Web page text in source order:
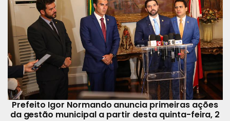
Prefeito Igor Normando anuncia primeiras ações
da gestão municipal a partir desta quinta-feira, 2